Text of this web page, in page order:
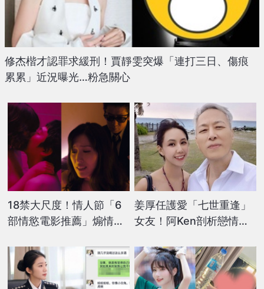
修杰楷才認罪求緩刑！賈靜雯突爆「連打三日、傷痕
累累」近況曝光…粉急關心
18禁大尺度！情人節「6
部情慾電影推薦」煽情誘
免費線上看
姜厚任護愛「七世重逢」
女友！阿Ken剖析戀情嘆
身5度回嗆